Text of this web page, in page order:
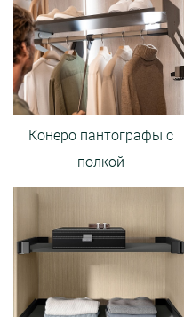
Конеро пантографы с
полкой